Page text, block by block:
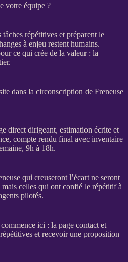
votre équipe ?
répétitives et préparent le
à enjeu restent humains.
ce qui crée de la valeur : la
dans la circonscription de Freneuse
direct dirigeant, estimation écrite et
compte rendu final avec inventaire
9h à 18h.
qui creuseront l’écart ne seront
celles qui ont confié le répétitif à
pilotés.
ici : la page contact et
et recevoir une proposition